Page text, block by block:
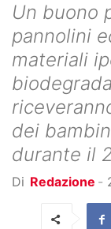
Un buono
pannolini
materiali
dei
durante il
Di Redazione -